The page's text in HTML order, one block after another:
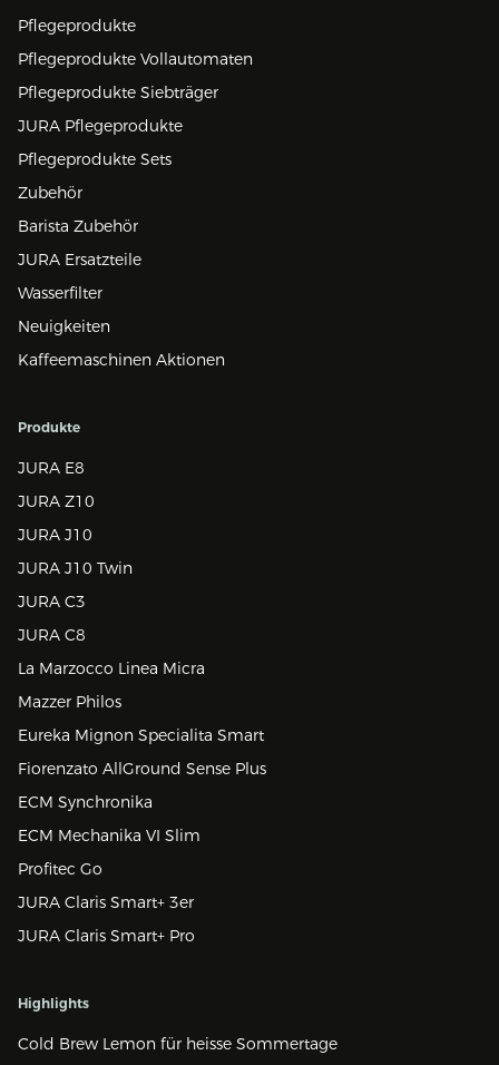
Pflegeprodukte
Pflegeprodukte Vollautomaten
Pflegeprodukte Siebträger
JURA Pflegeprodukte
Pflegeprodukte Sets
Zubehör
Barista Zubehör
JURA Ersatzteile
Wasserfilter
Neuigkeiten
Kaffeemaschinen Aktionen
Produkte
JURA E8
JURA Z10
JURA J10
JURA J10 Twin
JURA C3
JURA C8
La Marzocco Linea Micra
Mazzer Philos
Eureka Mignon Specialita Smart
Fiorenzato AllGround Sense Plus
ECM Synchronika
ECM Mechanika VI Slim
Profitec Go
JURA Claris Smart+ 3er
JURA Claris Smart+ Pro
Highlights
Cold Brew Lemon für heisse Sommertage